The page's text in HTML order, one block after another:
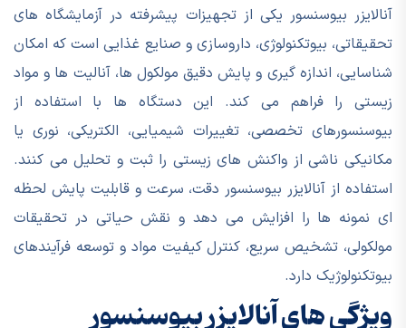
آنالایزر بیوسنسور یکی از تجهیزات پیشرفته در آزمایشگاه های
تحقیقاتی، بیوتکنولوژی، داروسازی و صنایع غذایی است که امکان
شناسایی، اندازه گیری و پایش دقیق مولکول ها، آنالیت ها و مواد
زیستی را فراهم می کند. این دستگاه ها با استفاده از
بیوسنسورهای تخصصی، تغییرات شیمیایی، الکتریکی، نوری یا
مکانیکی ناشی از واکنش های زیستی را ثبت و تحلیل می کنند.
استفاده از آنالایزر بیوسنسور دقت، سرعت و قابلیت پایش لحظه
ای نمونه ها را افزایش می دهد و نقش حیاتی در تحقیقات
مولکولی، تشخیص سریع، کنترل کیفیت مواد و توسعه فرآیندهای
بیوتکنولوژیک دارد.
ویژگی های آنالایزر بیوسنسور